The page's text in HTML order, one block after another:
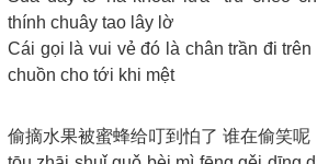
thính chuây tao lây lờ
Cái gọi là vui vẻ đó là chân trần đi
chuồn cho tới khi mệt
偷摘水果被蜜蜂给叮到怕了 谁在偷笑呢